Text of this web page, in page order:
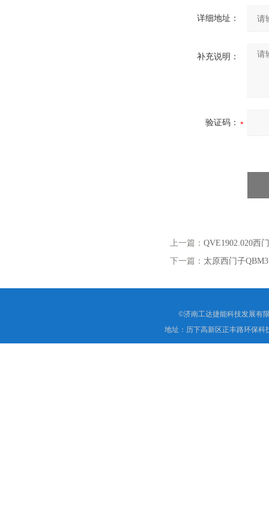
详细地址：
补充说明：
验证码：
上一篇： QVE1902.020西
下一篇： 太原西门子
©济南工达捷能科技发展有
地址：历下高新区正丰路环保科